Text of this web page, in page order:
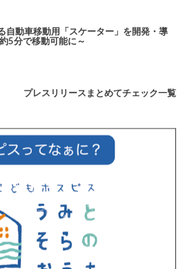
自動車移動用「スケーター」を開発・導
5分で移動可能に～
プレスリリースまとめてチェック一覧